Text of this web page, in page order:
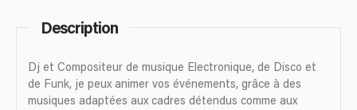
Description
Dj et Compositeur de musique Electronique, de Disco et
de Funk, je peux animer vos événements, grâce à des
musiques adaptées aux cadres détendus comme aux